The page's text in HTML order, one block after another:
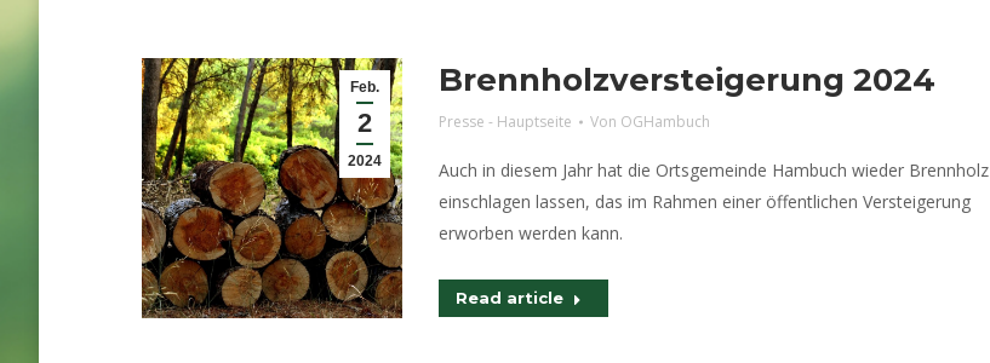
Feb.
2
2024
Brennholzversteigerung 2024
Presse - Hauptseite Von OGHambuch
Auch in diesem Jahr hat die Ortsgemeinde Hambuch wieder Brennholz
einschlagen lassen, das im Rahmen einer öffentlichen Versteigerung
erworben werden kann.
Read article